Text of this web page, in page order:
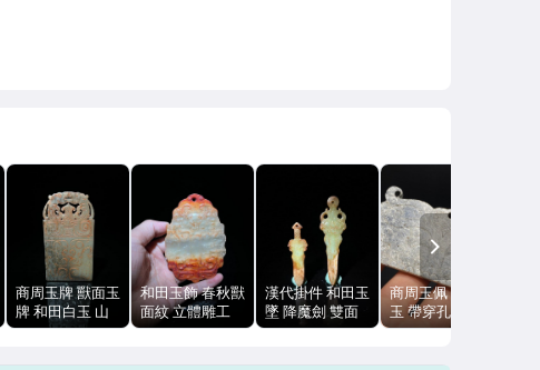
商周玉牌 獸面玉
牌 和田白玉 山
料 冠狀裝飾 雕
和田玉飾 春秋獸
面紋 立體雕工
自然沁色 96.3g
漢代掛件 和田玉
墜 降魔劍 雙面
獸面紋 31.4g 沁
商周玉佩 獸面紋
玉 帶穿孔 可佩
戴 紋飾清晰 包